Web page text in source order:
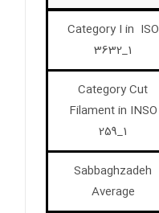
Category I in ISO
3632_1
Category Cut
Filament in INSO
259_1
Sabbaghzadeh
Average